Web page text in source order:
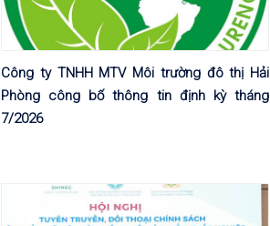
Công ty TNHH MTV Môi trường đô thị Hải
Phòng công bố thông tin định kỳ tháng
7/2026